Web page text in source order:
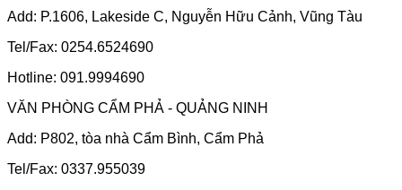
Add: P.1606, Lakeside C, Nguyễn Hữu Cảnh, Vũng Tàu
Tel/Fax: 0254.6524690
Hotline: 091.9994690
VĂN PHÒNG CẨM PHẢ - QUẢNG NINH
Add: P802, tòa nhà Cẩm Bình, Cẩm Phả
Tel/Fax: 0337.955039